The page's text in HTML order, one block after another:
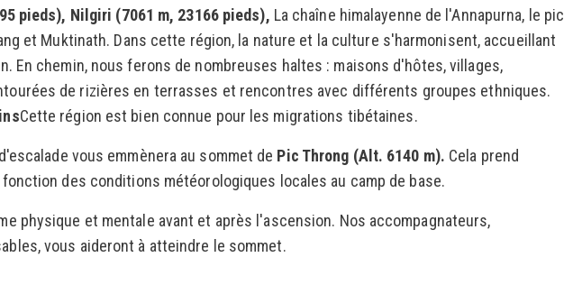
pieds), Nilgiri (7061 m, 23166 pieds), La chaîne himalayenne de l'Annapurna, le pic
et Muktinath. Dans cette région, la nature et la culture s'harmonisent, accueillant
En chemin, nous ferons de nombreuses haltes : maisons d'hôtes, villages,
de rizières en terrasses et rencontres avec différents groupes ethniques.
Cette région est bien connue pour les migrations tibétaines.
vous emmènera au sommet de Pic Throng (Alt. 6140 m). Cela prend
fonction des conditions météorologiques locales au camp de base.
physique et mentale avant et après l'ascension. Nos accompagnateurs,
vous aideront à atteindre le sommet.